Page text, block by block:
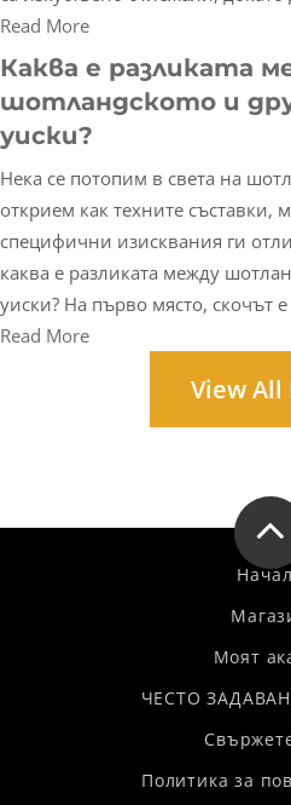
Read More
Каква е разликата
шотландското и
уиски?
Нека се потопим в света на
открием как техните съставки,
специфични изисквания ги
каква е разликата между
уиски? На първо място, скочът
Read More
View All
Моят
ЧЕСТО
Политика за